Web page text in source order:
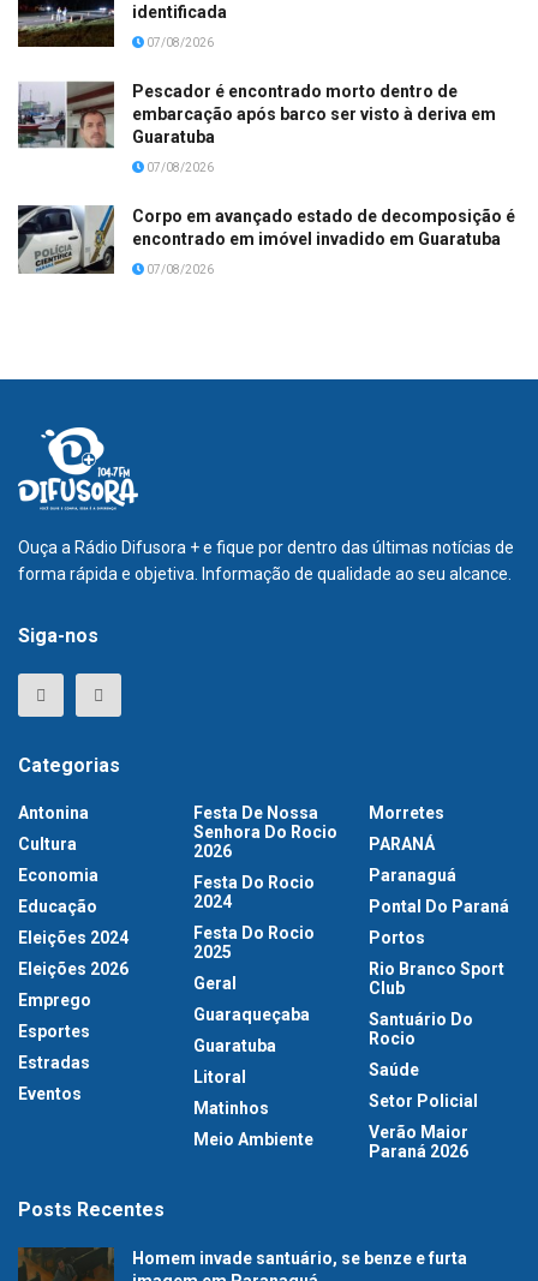
identificada
07/08/2026
Pescador é encontrado morto dentro de
embarcação após barco ser visto à deriva em
Guaratuba
07/08/2026
Corpo em avançado estado de decomposição é
encontrado em imóvel invadido em Guaratuba
07/08/2026
Ouça a Rádio Difusora + e fique por dentro das últimas notícias de
forma rápida e objetiva. Informação de qualidade ao seu alcance.
Siga-nos
Categorias
Antonina
Cultura
Economia
Educação
Eleições 2024
Eleições 2026
Emprego
Esportes
Estradas
Eventos
Festa De Nossa
Senhora Do Rocio
2026
Festa Do Rocio
2024
Festa Do Rocio
2025
Geral
Guaraqueçaba
Guaratuba
Litoral
Matinhos
Meio Ambiente
Morretes
PARANÁ
Paranaguá
Pontal Do Paraná
Portos
Rio Branco Sport
Club
Santuário Do
Rocio
Saúde
Setor Policial
Verão Maior
Paraná 2026
Posts Recentes
Homem invade santuário, se benze e furta